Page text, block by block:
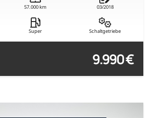
57.000 km 03/2018
Super Schaltgetriebe
9.990 €